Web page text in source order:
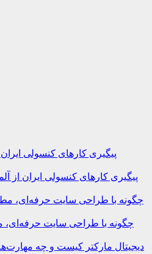
پیگیری کارهای کنسولی ایران از
چگونه با طراحی سایت حرفه‌ای،